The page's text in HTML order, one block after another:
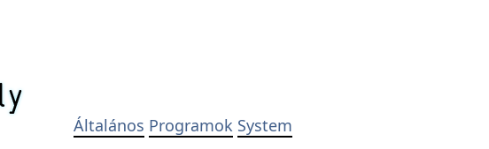
Általános Programok System